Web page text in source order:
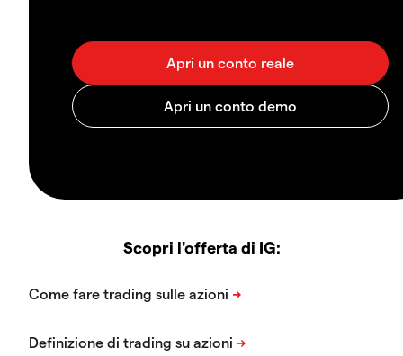
Scopri l'offerta di IG: